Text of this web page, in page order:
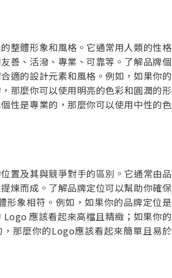
整體形象和風格。它通常用人類的性格
善、活潑、專業、可靠等。了解品牌個
適的設計元素和風格。例如，如果你的
那麼你可以使用明亮的色彩和圓潤的形
性是專業的，那麼你可以使用中性的色
置及其與競爭對手的區別。它通常由品
煉而成。了解品牌定位可以幫助你確保
形象相符。例如，如果你的品牌定位是
Logo 應該看起來高檔且精緻；如果你的
那麼你的Logo應該看起來簡單且易於